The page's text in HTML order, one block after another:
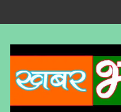
to
content